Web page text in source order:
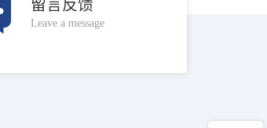
留言反馈
Leave a message